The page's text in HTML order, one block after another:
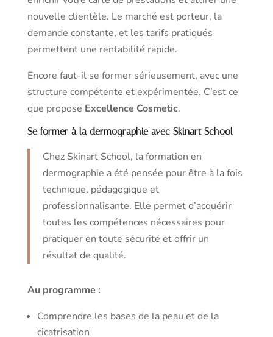
nouvelle clientèle. Le marché est porteur, la
demande constante, et les tarifs pratiqués
permettent une rentabilité rapide.
Encore faut-il se former sérieusement, avec une
structure compétente et expérimentée. C’est ce
que propose Excellence Cosmetic.
Se former à la dermographie avec Skinart School
Chez Skinart School, la formation en
dermographie a été pensée pour être à la fois
technique, pédagogique et
professionnalisante. Elle permet d’acquérir
toutes les compétences nécessaires pour
pratiquer en toute sécurité et offrir un
résultat de qualité.
Au programme :
Comprendre les bases de la peau et de la
cicatrisation